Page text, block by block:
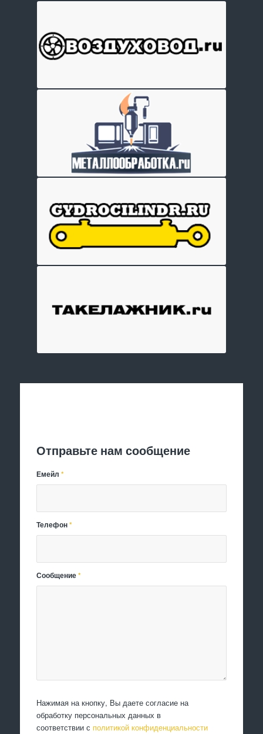
Отправьте нам сообщение
Емейл*
Телефон*
Сообщение*
Нажимая на кнопку, Вы даете согласие на
обработку персональных данных в
соответствии с политикой конфиденциальности